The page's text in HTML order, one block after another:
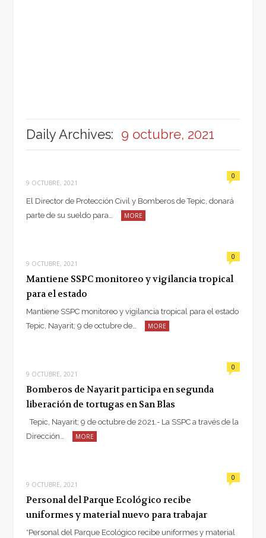
Daily Archives: 9 octubre, 2021
9 OCTUBRE, 2021
0
El Director de Protección Civil y Bomberos de Tepic, donará
parte de su sueldo para…
MORE
9 OCTUBRE, 2021
0
Mantiene SSPC monitoreo y vigilancia tropical
para el estado
Mantiene SSPC monitoreo y vigilancia tropical para el estado
Tepic, Nayarit; 9 de octubre de…
MORE
9 OCTUBRE, 2021
0
Bomberos de Nayarit participa en segunda
liberación de tortugas en San Blas
Tepic, Nayarit; 9 de octubre de 2021.- La SSPC a través de la
Dirección…
MORE
9 OCTUBRE, 2021
0
Personal del Parque Ecológico recibe
uniformes y material nuevo para trabajar
*Personal del Parque Ecológico recibe uniformes y material